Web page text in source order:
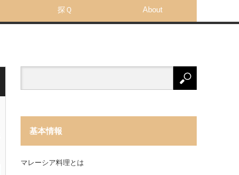
探Ｑ About
基本情報
マレーシア料理とは